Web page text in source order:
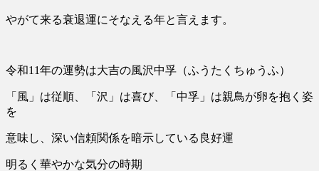
やがて来る衰退運にそなえる年と言えます。
令和11年の運勢は大吉の風沢中孚（ふうたくちゅうふ）
「風」は従順、「沢」は喜び、「中孚」は親鳥が卵を抱く姿
を
意味し、深い信頼関係を暗示している良好運
明るく華やかな気分の時期